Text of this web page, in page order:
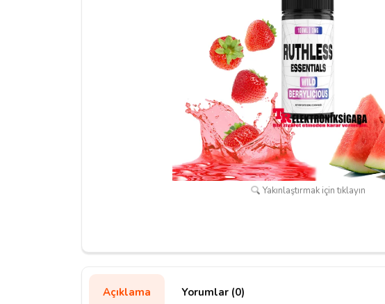
Yakınlaştırmak için tıklayın
Açıklama Yorumlar (0)